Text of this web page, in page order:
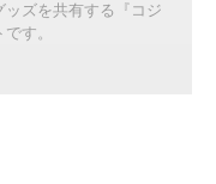
ズを共有する『コジ
す。